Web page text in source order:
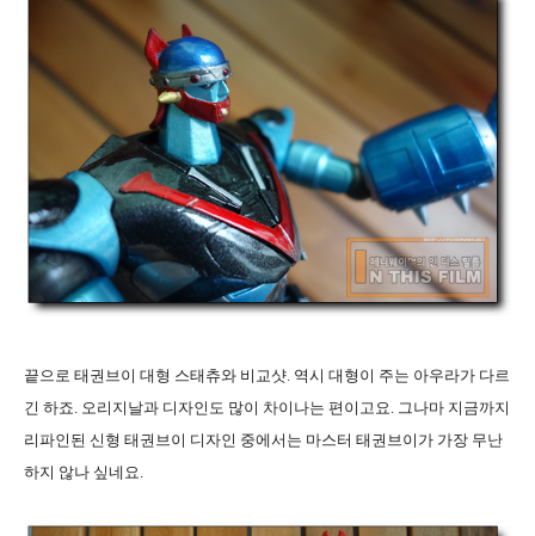
끝으로 태권브이 대형 스태츄와 비교샷 역시 대형이 주는 아우라가 다르
긴 하죠 오리지날과 디자인도 많이 차이나는 편이고요
그나마 지금까지
리파인된 신형 태권브이 디자인 중에서는 마스터 태권브이가 가장 무난
하지 않나 싶네요